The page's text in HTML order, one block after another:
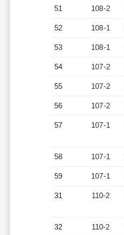
51 108-2
52 108-1
53 108-1
54 107-2
55 107-2
56 107-2
57 107-1
58 107-1
59 107-1
31 110-2
32 110-2